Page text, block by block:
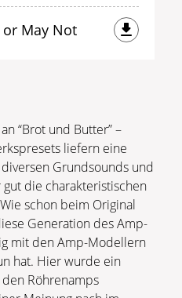
or May Not
“Brot und Butter” –
liefern eine
Grundsounds und
die charakteristischen
schon beim Original
Generation des Amp-
mit den Amp-Modellern
hat. Hier wurde ein
Röhrenamps